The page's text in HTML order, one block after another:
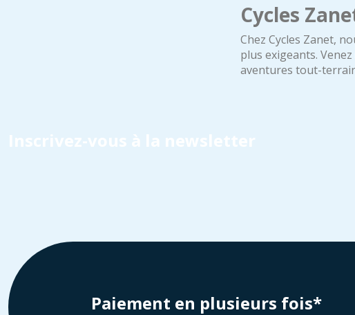
Cycles
Chez Cycles Zanet,
plus exigeants.
aventures tout-
Inscrivez-vous à la newsletter
Paiement en plusieurs fois*